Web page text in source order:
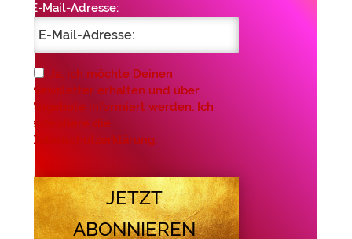
E-Mail-Adresse:
Ja, ich möchte Deinen
Newsletter erhalten und über
Angebote informiert werden. Ich
akzeptiere die
Datenschutzerklärung.
JETZT
ABONNIEREN